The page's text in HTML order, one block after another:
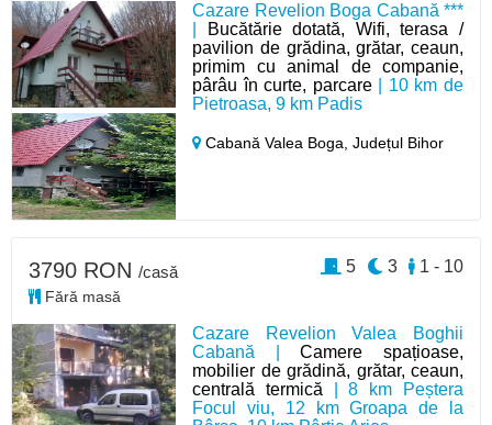
Cazare Revelion Boga Cabană ***
Bucătărie dotată, Wifi, terasa /
pavilion de grădina, grătar, ceaun,
primim cu animal de companie,
pârâu în curte, parcare| 10 km de
Pietroasa, 9 km Padis
Cabană Valea Boga,Județul Bihor
Cazare Revelion Valea Boghii
Cabană |Camere spațioase,
mobilier de grădină, grătar, ceaun,
centrală termică | 8 km Peștera
Focul viu, 12 km Groapa de la
3790 RON /casă
Fără masă
1 - 10
3
5